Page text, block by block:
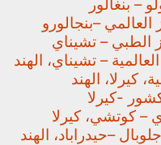
– بنغالور
–بنجالورو
الطبي – تشيناي
– تشيناي، الهند
كيرلا، الهند
-كيرلا
كوتشي، كيرلا
–حيدراباد، الهند